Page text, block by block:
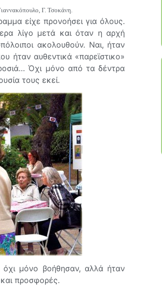
Γ. Τσοκάνη.
είχε προνοήσει για όλους.
λίγο μετά και όταν η αρχή
ακολουθούν. Ναι, ήταν
ήταν αυθεντικά «παρεϊστικο»
Όχι μόνο από τα δέντρα
τους εκεί.
μόνο βοήθησαν, αλλά ήταν
προσφορές.